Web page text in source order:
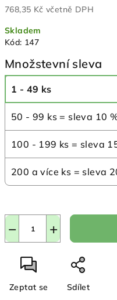
768,35 Kč včetně DPH
cena:
Skladem
Kód: 147
Množstevní sleva
1 - 49 ks
50 - 99 ks = sleva 10
100 - 199 ks = sleva
200 a více ks = sleva
+
−
Zeptat se Sdílet